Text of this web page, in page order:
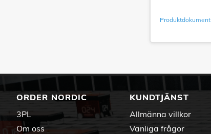
Produktdokument
ORDER NORDIC
3PL
Om oss
KUNDTJÄNST
Allmänna villkor
Vanliga frågor